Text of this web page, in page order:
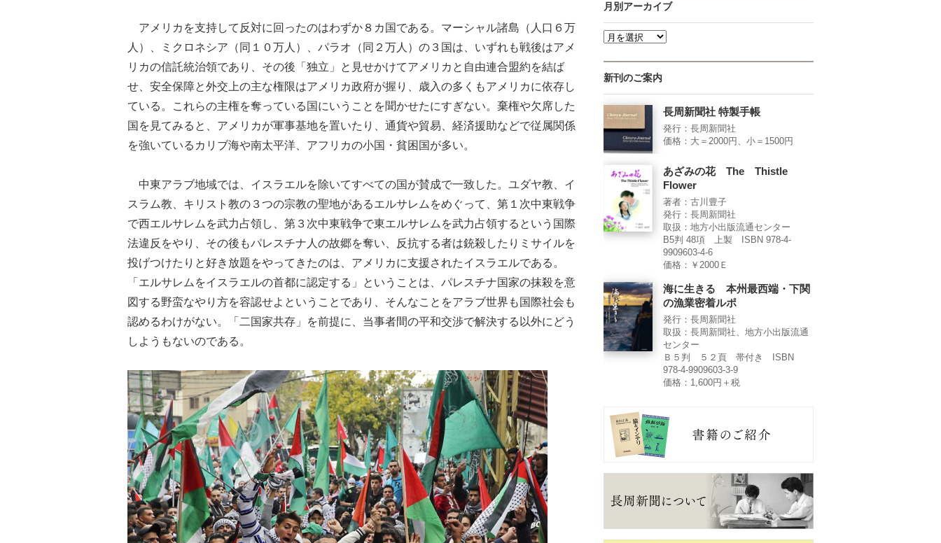
アメリカを支持して反対に回ったのはわずか８カ国である。マーシャル諸島（人口６万
人）、ミクロネシア（同１０万人）、パラオ（同２万人）の３国は、いずれも戦後はアメ
リカの信託統治領であり、その後「独立」と見せかけてアメリカと自由連合盟約を結ば
せ、安全保障と外交上の主な権限はアメリカ政府が握り、歳入の多くもアメリカに依存し
ている。これらの主権を奪っている国にいうことを聞かせたにすぎない。棄権や欠席した
国を見てみると、アメリカが軍事基地を置いたり、通貨や貿易、経済援助などで従属関係
を強いているカリブ海や南太平洋、アフリカの小国・貧困国が多い。
中東アラブ地域では、イスラエルを除いてすべての国が賛成で一致した。ユダヤ教、イ
スラム教、キリスト教の３つの宗教の聖地があるエルサレムをめぐって、第１次中東戦争
で西エルサレムを武力占領し、第３次中東戦争で東エルサレムを武力占領するという国際
法違反をやり、その後もパレスチナ人の故郷を奪い、反抗する者は銃殺したりミサイルを
投げつけたりと好き放題をやってきたのは、アメリカに支援されたイスラエルである。
「エルサレムをイスラエルの首都に認定する」ということは、パレスチナ国家の抹殺を意
図する野蛮なやり方を容認せよということであり、そんなことをアラブ世界も国際社会も
認めるわけがない。「二国家共存」を前提に、当事者間の平和交渉で解決する以外にどう
しようもないのである。
月別アーカイブ
新刊のご案内
長周新聞社 特製手帳
発行：長周新聞社
価格：大＝2000円、小＝1500円
あざみの花 The Thistle
Flower
著者：古川豊子
発行：長周新聞社
取扱：地方小出版流通センター
B5判 48項 上製 ISBN 978-4-
9909603-4-6
価格：￥2000Ｅ
海に生きる 本州最西端・下関
の漁業密着ルポ
発行：長周新聞社
取扱：長周新聞社、地方小出版流通
センター
Ｂ５判 ５２頁 帯付き ISBN
978-4-9909603-3-9
価格：1,600円＋税